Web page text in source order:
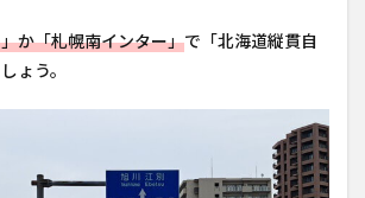
か「札幌南インター」で「北海道縦貫自
ょう。